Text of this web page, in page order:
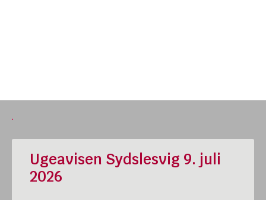
Ugeavisen Sydslesvig 9. juli
2026